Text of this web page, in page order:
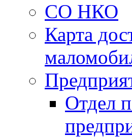
СО НКО
Карта
Отдел